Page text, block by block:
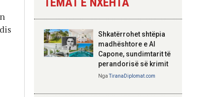
Hoxha takim me
zyrtarë të lartë të
DASH: Angazhim i
përbashkët për
strategjik
Shkatërrohet shtëpia
madhështore e Al
Capone, sundimtarit të
perandorisë së krimit
NgaTiranaDiplomat.com